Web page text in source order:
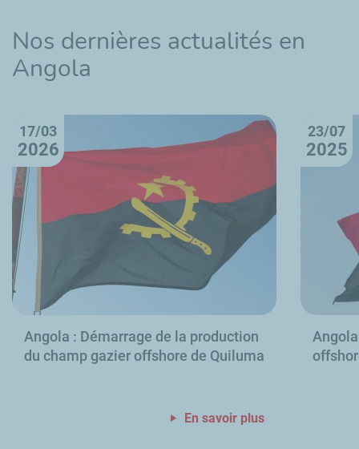
Nos dernières actualités en
Angola
17/03
2026
Angola : Démarrage de la production
du champ gazier offshore de Quiluma
En savoir plus
23/07
2025